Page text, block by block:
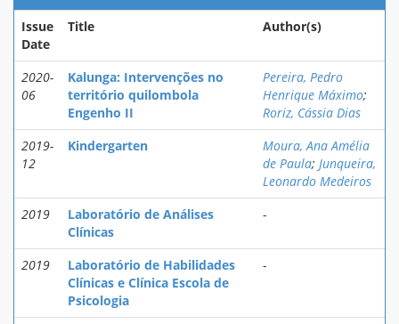
Issue
Date
Title Author(s)
2020-
06
Kalunga: Intervenções no
território quilombola
Engenho II
Pereira, Pedro
Henrique Máximo;
Roriz, Cássia Dias
2019-
12
Kindergarten
Moura, Ana Amélia
de Paula; Junqueira,
Leonardo Medeiros
2019
Laboratório de Análises
Clínicas
-
2019
Laboratório de Habilidades
Clínicas e Clínica Escola de
Psicologia
-